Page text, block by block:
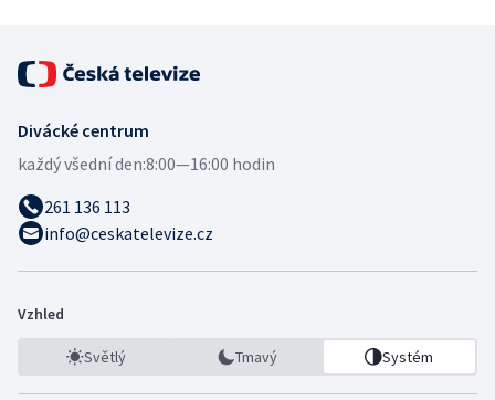
Divácké centrum
každý všední den:8:00—16:00 hodin
261 136 113
info@ceskatelevize.cz
Vzhled
Světlý Tmavý Systém